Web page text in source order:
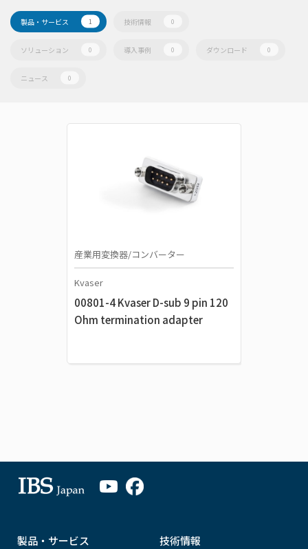
製品・サービス 1 技術情報 0
ソリューション 0 導入事例 0 ダウンロード 0
ニュース 0
産業用変換器/コンバーター
Kvaser
00801-4 Kvaser D-sub 9 pin 120
Ohm termination adapter
製品・サービス 技術情報